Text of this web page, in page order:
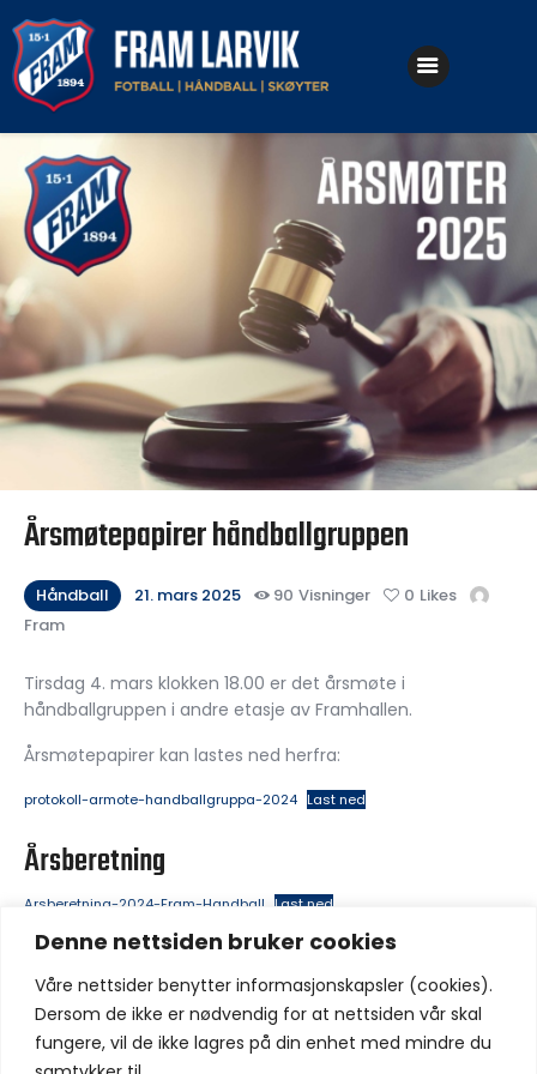
Denne nettsiden bruker cookies
Våre nettsider benytter informasjonskapsler (cookies).
Dersom de ikke er nødvendig for at nettsiden vår skal
fungere, vil de ikke lagres på din enhet med mindre du
Klubben
Fotball
Håndball
Årsmøtepapirer håndballgruppen
Håndball 21. mars 2025 90 Visninger 0 Likes
Fram
Tirsdag 4. mars klokken 18.00 er det årsmøte i
håndballgruppen i andre etasje av Framhallen.
Årsmøtepapirer kan lastes ned herfra:
protokoll-armote-handballgruppa-2024 Last ned
Årsberetning
Arsberetning-2024-Fram-Handball Last ned
Del: